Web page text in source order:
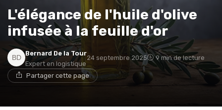
L'élégance de l'huile d'olive
infusée à la feuille d'or
Bernard De la Tour
Expert en logistique
24 septembre 2025 9 min de lecture
Partager cette page